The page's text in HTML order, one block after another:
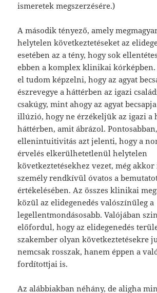
ismeretek megszerzésére.)
A második tényező, amely
helytelen következtetéseket az
esetében az a tény, hogy sok
ebben a komplex klinikai
el tudom képzelni, hogy az agyat
észrevegye a háttérben az igazi
csakúgy, mint ahogy az agyat
illúzió, hogy ne érzékeljük az igazi a
háttérben, amit ábrázol.
ellenintuitivitás azt jelenti, hogy a
érvelés elkerülhetetlenül helytelen
következtetésekhez vezet, még akkor
személy rendkívül óvatos a
értékelésében. Az összes klinikai
közül az elidegenedés valószínűleg a
legellentmondásosabb. Valójában
előfordul, hogy az elidegenedés
szakember olyan következtetésekre
nemcsak rosszak, hanem éppen a
fordítottjai is.
Az alábbiakban néhány, de aligha